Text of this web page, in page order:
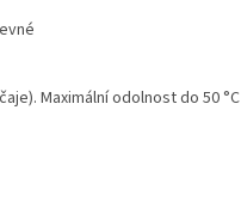
Maximální odolnost do 50 °C